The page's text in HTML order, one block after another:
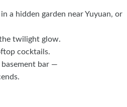
a hidden garden near Yuyuan, or
twilight glow.
cocktails.
bar —